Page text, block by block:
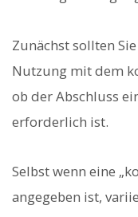
Zunächst sollten
Nutzung mit dem
ob der Abschluss
erforderlich ist.
Selbst wenn eine
angegeben ist,